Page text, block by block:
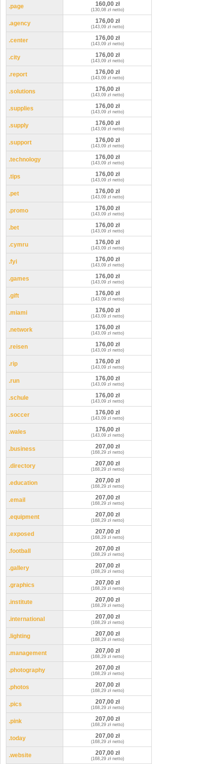
.page 160,00 zł
(130,08 zł netto)
.agency 176,00 zł
(143,09 zł netto)
.center 176,00 zł
(143,09 zł netto)
.city 176,00 zł
(143,09 zł netto)
.report 176,00 zł
(143,09 zł netto)
.solutions 176,00 zł
(143,09 zł netto)
.supplies 176,00 zł
(143,09 zł netto)
.supply 176,00 zł
(143,09 zł netto)
.support 176,00 zł
(143,09 zł netto)
.technology 176,00 zł
(143,09 zł netto)
.tips 176,00 zł
(143,09 zł netto)
.pet 176,00 zł
(143,09 zł netto)
.promo 176,00 zł
(143,09 zł netto)
.bet 176,00 zł
(143,09 zł netto)
.cymru 176,00 zł
(143,09 zł netto)
.fyi 176,00 zł
(143,09 zł netto)
.games 176,00 zł
(143,09 zł netto)
.gift 176,00 zł
(143,09 zł netto)
.miami 176,00 zł
(143,09 zł netto)
.network 176,00 zł
(143,09 zł netto)
.reisen 176,00 zł
(143,09 zł netto)
.rip 176,00 zł
(143,09 zł netto)
.run 176,00 zł
(143,09 zł netto)
.schule 176,00 zł
(143,09 zł netto)
.soccer 176,00 zł
(143,09 zł netto)
.wales 176,00 zł
(143,09 zł netto)
.business 207,00 zł
(168,29 zł netto)
.directory 207,00 zł
(168,29 zł netto)
.education 207,00 zł
(168,29 zł netto)
.email 207,00 zł
(168,29 zł netto)
.equipment 207,00 zł
(168,29 zł netto)
.exposed 207,00 zł
(168,29 zł netto)
.football 207,00 zł
(168,29 zł netto)
.gallery 207,00 zł
(168,29 zł netto)
.graphics 207,00 zł
(168,29 zł netto)
.institute 207,00 zł
(168,29 zł netto)
.international 207,00 zł
(168,29 zł netto)
.lighting 207,00 zł
(168,29 zł netto)
.management 207,00 zł
(168,29 zł netto)
.photography 207,00 zł
(168,29 zł netto)
.photos 207,00 zł
(168,29 zł netto)
.pics 207,00 zł
(168,29 zł netto)
.pink 207,00 zł
(168,29 zł netto)
.today 207,00 zł
(168,29 zł netto)
.website 207,00 zł
(168,29 zł netto)